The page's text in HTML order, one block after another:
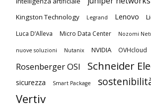
Kingston Technology Legrand Lenovo
Luca D’Alleva Micro Data Center Nozomi
nuove soluzioni Nutanix NVIDIA OVHcloud
Rosenberger OSI Schneider
sicurezza Smart Package
Vertiv